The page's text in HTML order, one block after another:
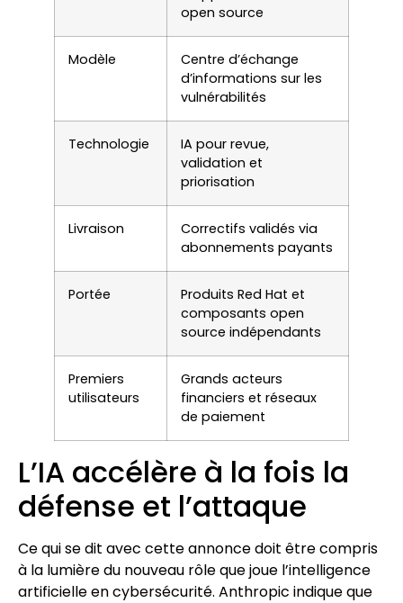
open source
Modèle
Centre d’échange
d’informations sur les
vulnérabilités
Technologie
IA pour revue,
validation et
priorisation
Livraison
Correctifs validés via
abonnements payants
Portée
Produits Red Hat et
composants open
source indépendants
Premiers
utilisateurs
Grands acteurs
financiers et réseaux
de paiement
L’IA accélère à la fois la
défense et l’attaque
Ce qui se dit avec cette annonce doit être compris
à la lumière du nouveau rôle que joue l’intelligence
artificielle en cybersécurité. Anthropic indique que